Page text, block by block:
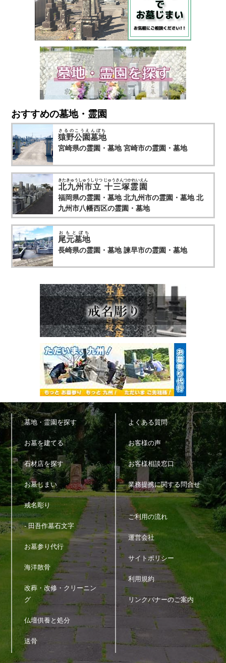
おすすめの墓地・霊園
猿野公園墓地
さるのこうえんぼち
宮崎県の霊園・墓地 宮崎市の霊園・墓地
北九州市立 十三塚霊園
きたきゅうしゅうしりつ じゅうさんつかれいえん
福岡県の霊園・墓地 北九州市の霊園・墓地 北
九州市八幡西区の霊園・墓地
尾元墓地
おもとぼち
長崎県の霊園・墓地 諫早市の霊園・墓地
墓地・霊園を探す
お墓を建てる
石材店を探す
お墓じまい
戒名彫り
- 田吾作墓石文字
お墓参り代行
海洋散骨
改葬・改修・クリーニン
グ
仏壇供養と処分
送骨
よくある質問
お客様の声
お客様相談窓口
業務提携に関する問合せ
ご利用の流れ
運営会社
サイトポリシー
利用規約
リンクバナーのご案内